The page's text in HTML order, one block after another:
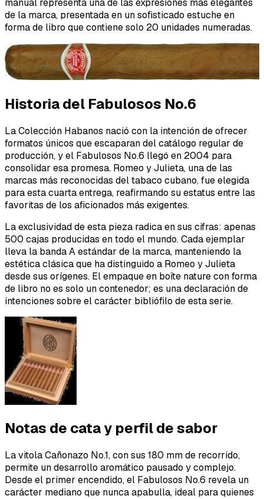
de la marca, presentada en un sofisticado estuche en
forma de libro que contiene solo 20 unidades numeradas.
Historia del Fabulosos No.6
La Colección Habanos nació con la intención de ofrecer
formatos únicos que escaparan del catálogo regular de
producción, y el Fabulosos No.6 llegó en 2004 para
consolidar esa promesa. Romeo y Julieta, una de las
marcas más reconocidas del tabaco cubano, fue elegida
para esta cuarta entrega, reafirmando su estatus entre las
favoritas de los aficionados más exigentes.
La exclusividad de esta pieza radica en sus cifras: apenas
500 cajas producidas en todo el mundo. Cada ejemplar
lleva la banda A estándar de la marca, manteniendo la
estética clásica que ha distinguido a Romeo y Julieta
desde sus orígenes. El empaque en boîte nature con forma
de libro no es solo un contenedor; es una declaración de
intenciones sobre el carácter bibliófilo de esta serie.
Notas de cata y perfil de sabor
La vitola Cañonazo No.1, con sus 180 mm de recorrido,
permite un desarrollo aromático pausado y complejo.
Desde el primer encendido, el Fabulosos No.6 revela un
carácter mediano que nunca apabulla, ideal para quienes